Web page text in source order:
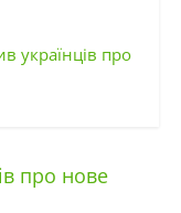
українців про
про нове